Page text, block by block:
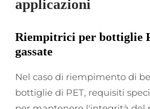
applicazioni
Riempitrici per bottiglie
gassate
Nel caso di riempimento di
bottiglie di PET, requisiti